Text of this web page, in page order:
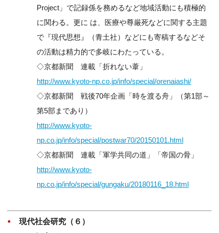
Project」で記録係を務めるなど地域活動にも積極的
に関わる。更に は、医療や尊厳死などに関する主題
で『現代思想』（青土社）などにも寄稿するなどそ
の活動は精力的で多岐にわたっている。
◇京都新聞 連載「折れない葦」
http://www.kyoto-np.co.jp/info/special/orenaiashi/
◇京都新聞 戦後70年企画「時を渡る舟」（第1部～
第5部まであり）
http://www.kyoto-
np.co.jp/info/special/postwar70/20150101.html
◇京都新聞 連載「軍学共同の道」「帝国の骨」
http://www.kyoto-
np.co.jp/info/special/gungaku/20180116_18.html
現代社会研究（６）